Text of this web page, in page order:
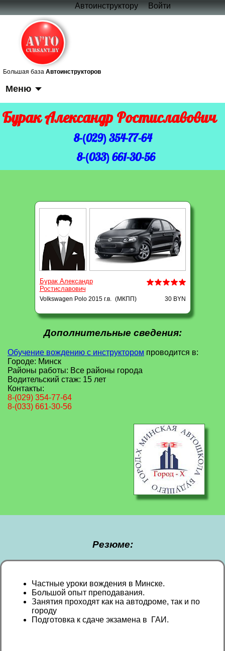
Автоинструктору Войти
Большая база Автоинструкторов
Меню
Бурак Александр Ростиславович
8-(029) 354-77-64
8-(033) 661-30-56
Бурак Александр
Ростиславович
Volkswagen Polo 2015 г.в. (МКПП) 30 BYN
Дополнительные сведения:
Обучение вождению c инструктором проводится в:
Городе: Минск
Районы работы: Все районы города
Водительский стаж: 15 лет
Контакты:
8-(029) 354-77-64
8-(033) 661-30-56
Резюме:
Частные уроки вождения в Минске.
Большой опыт преподавания.
Занятия проходят как на автодроме, так и по
городу
Подготовка к сдаче экзамена в ГАИ.